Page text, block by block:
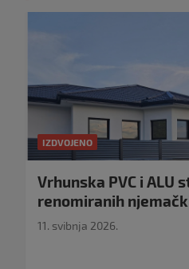
IZDVOJENO
Vrhunska PVC i ALU
renomiranih
11. svibnja 2026.